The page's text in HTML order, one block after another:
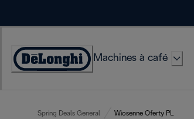
Déclaration
Machines à café
Spring Deals General Wiosenne Oferty PL